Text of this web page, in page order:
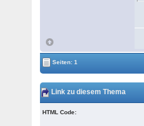
Seiten: 1
Link zu diesem Thema
HTML Code: